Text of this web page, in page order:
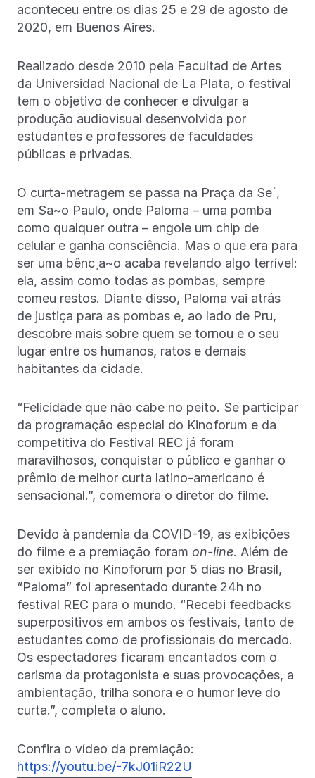
aconteceu entre os dias 25 e 29 de agosto de
2020, em Buenos Aires.
Realizado desde 2010 pela Facultad de Artes
da Universidad Nacional de La Plata, o festival
tem o objetivo de conhecer e divulgar a
produção audiovisual desenvolvida por
estudantes e professores de faculdades
públicas e privadas.
O curta-metragem se passa na Praça da Se´,
em Sa~o Paulo, onde Paloma – uma pomba
como qualquer outra – engole um chip de
celular e ganha consciência. Mas o que era para
ser uma bênc¸a~o acaba revelando algo terrível:
ela, assim como todas as pombas, sempre
comeu restos. Diante disso, Paloma vai atrás
de justiça para as pombas e, ao lado de Pru,
descobre mais sobre quem se tornou e o seu
lugar entre os humanos, ratos e demais
habitantes da cidade.
“Felicidade que não cabe no peito. Se participar
da programação especial do Kinoforum e da
competitiva do Festival REC já foram
maravilhosos, conquistar o público e ganhar o
prêmio de melhor curta latino-americano é
sensacional.”, comemora o diretor do filme.
Devido à pandemia da COVID-19, as exibições
do filme e a premiação foram on-line. Além de
ser exibido no Kinoforum por 5 dias no Brasil,
“Paloma” foi apresentado durante 24h no
festival REC para o mundo. “Recebi feedbacks
superpositivos em ambos os festivais, tanto de
estudantes como de profissionais do mercado.
Os espectadores ficaram encantados com o
carisma da protagonista e suas provocações, a
ambientação, trilha sonora e o humor leve do
curta.”, completa o aluno.
Confira o vídeo da premiação:
https://youtu.be/-7kJ01iR22U